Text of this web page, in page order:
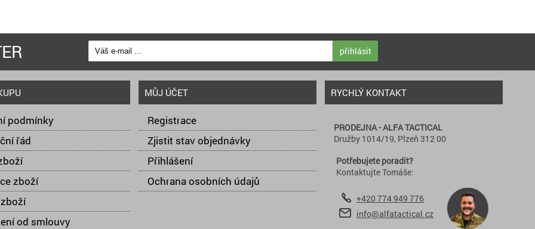
přihlásit
podmínky
řád
zboží
od smlouvy
MŮJ ÚČET
Registrace
Zjistit stav objednávky
Přihlášení
Ochrana osobních údajů
RYCHLÝ KONTAKT
PRODEJNA - ALFA TACTICAL
Družby 1014/19, Plzeň 312 00
Potřebujete poradit?
Kontaktujte Tomáše:
+420 774 949 776
info@alfatactical.cz